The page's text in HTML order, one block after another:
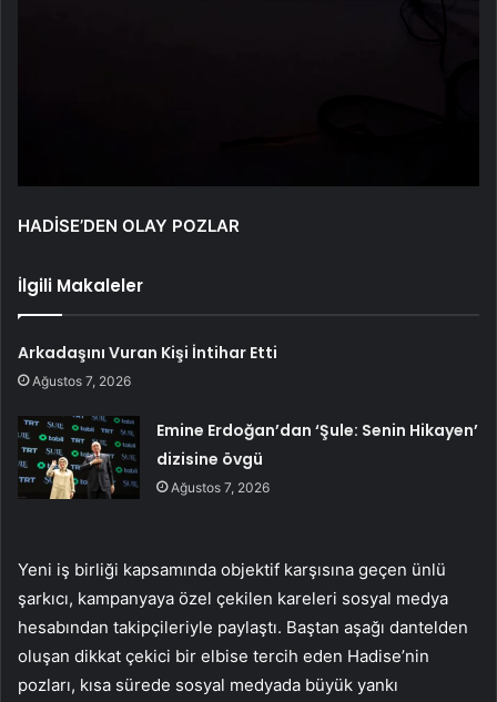
HADİSE’DEN OLAY POZLAR
İlgili Makaleler
Arkadaşını Vuran Kişi İntihar Etti
Ağustos 7, 2026
Emine Erdoğan’dan ‘Şule: Senin Hikayen’
dizisine övgü
Ağustos 7, 2026
Yeni iş birliği kapsamında objektif karşısına geçen ünlü
şarkıcı, kampanyaya özel çekilen kareleri sosyal medya
hesabından takipçileriyle paylaştı. Baştan aşağı dantelden
oluşan dikkat çekici bir elbise tercih eden Hadise’nin
pozları, kısa sürede sosyal medyada büyük yankı